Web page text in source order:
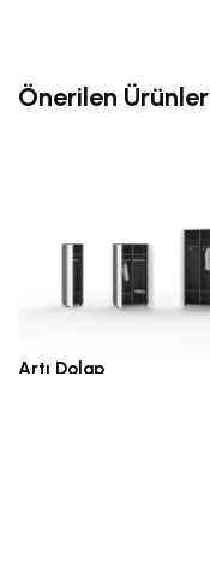
Önerilen Ürünler
Artı Dolap